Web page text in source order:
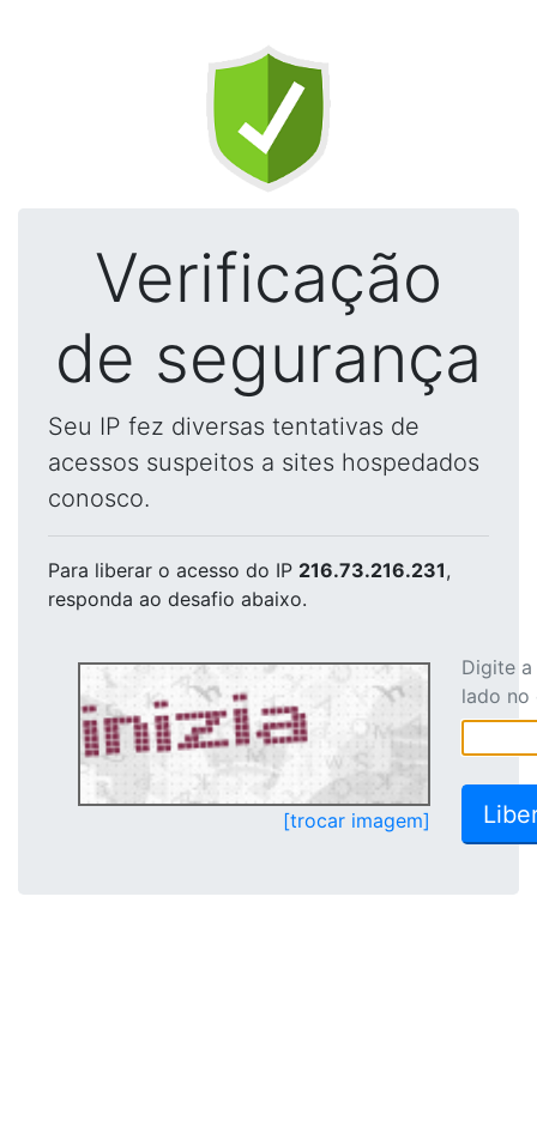
Verificação
de segurança
Seu IP fez diversas tentativas de
acessos suspeitos a sites hospedados
conosco.
Para liberar o acesso do IP 216.73.216.231,
responda ao desafio abaixo.
[trocar imagem]
Digite
lado no